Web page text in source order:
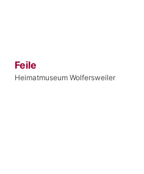
Feile
Heimatmuseum Wolfersweiler